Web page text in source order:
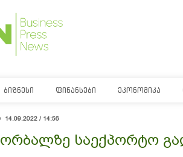
ᲑᲘᲖᲜᲔᲡᲘ ᲤᲘᲜᲐᲜᲡᲔᲑᲘ ᲔᲙᲝᲜᲝᲛᲘᲙᲐ
14.09.2022 / 14:56
საექპორტო